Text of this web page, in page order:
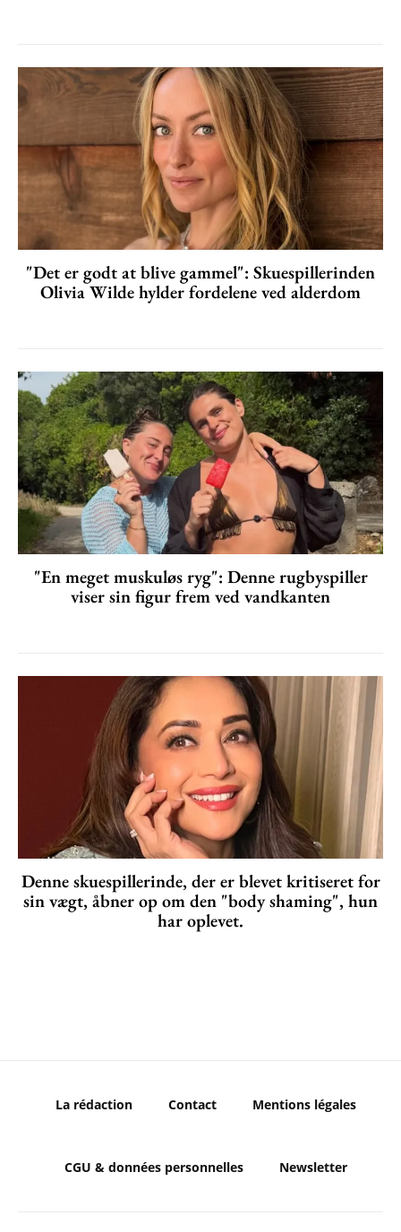
"Det er godt at blive gammel": Skuespillerinden
Olivia Wilde hylder fordelene ved alderdom
"En meget muskuløs ryg": Denne rugbyspiller
viser sin figur frem ved vandkanten
Denne skuespillerinde, der er blevet kritiseret for
sin vægt, åbner op om den "body shaming", hun
har oplevet.
La rédaction Contact Mentions légales
CGU & données personnelles Newsletter